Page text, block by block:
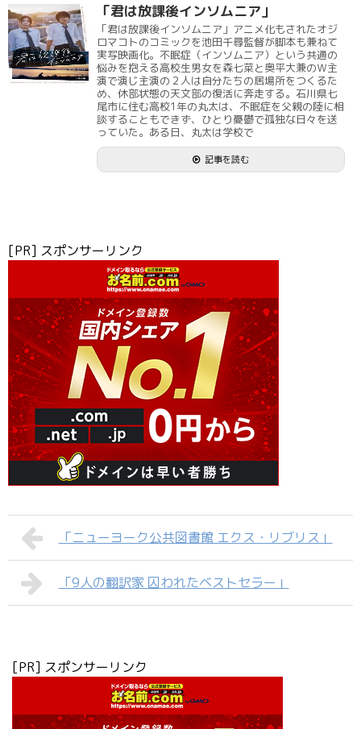
「君は放課後インソムニア」
「君は放課後インソムニア」アニメ化もされたオジ
ロマコトのコミックを池田千尋監督が脚本も兼ねて
実写映画化。不眠症（インソムニア）という共通の
悩みを抱える高校生男女を森七菜と奥平大兼のＷ主
演で演じ主演の２人は自分たちの居場所をつくるた
め、休部状態の天文部の復活に奔走する。石川県七
尾市に住む高校1年の丸太は、不眠症を父親の陸に相
談することもできず、ひとり憂鬱で孤独な日々を送
っていた。ある日、丸太は学校で
記事を読む
[PR] スポンサーリンク
「ニューヨーク公共図書館 エクス・リブリス」
「9人の翻訳家 囚われたベストセラー」
[PR] スポンサーリンク